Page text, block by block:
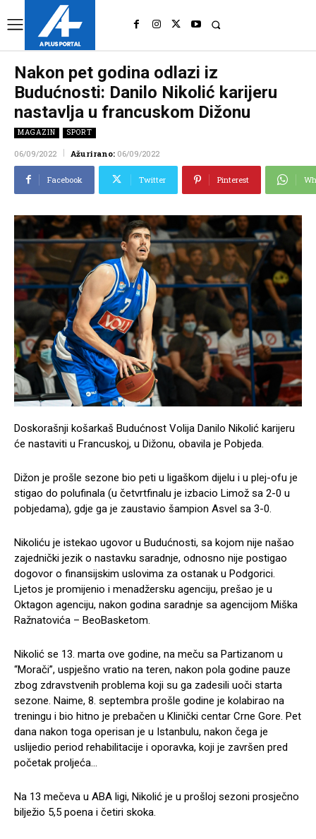
Nakon pet godina odlazi iz
Budućnosti: Danilo Nikolić karijeru
nastavlja u francuskom Dižonu
MAGAZIN SPORT
06/09/2022 Ažurirano: 06/09/2022
Facebook Twitter Pinterest
Doskorašnji košarkaš Budućnost Volija Danilo Nikolić karijeru
će nastaviti u Francuskoj, u Dižonu, obavila je Pobjeda.
Dižon je prošle sezone bio peti u ligaškom dijelu i u plej-ofu je
stigao do polufinala (u četvrtfinalu je izbacio Limož sa 2-0 u
pobjedama), gdje ga je zaustavio šampion Asvel sa 3-0.
Nikoliću je istekao ugovor u Budućnosti, sa kojom nije našao
zajednički jezik o nastavku saradnje, odnosno nije postigao
dogovor o finansijskim uslovima za ostanak u Podgorici.
Ljetos je promijenio i menadžersku agenciju, prešao je u
Oktagon agenciju, nakon godina saradnje sa agencijom Miška
Ražnatovića – BeoBasketom.
Nikolić se 13. marta ove godine, na meču sa Partizanom u
“Morači”, uspješno vratio na teren, nakon pola godine pauze
zbog zdravstvenih problema koji su ga zadesili uoči starta
sezone. Naime, 8. septembra prošle godine je kolabirao na
treningu i bio hitno je prebačen u Klinički centar Crne Gore. Pet
dana nakon toga operisan je u Istanbulu, nakon čega je
uslijedio period rehabilitacije i oporavka, koji je završen pred
početak proljeća…
Na 13 mečeva u ABA ligi, Nikolić je u prošloj sezoni prosječno
bilježio 5,5 poena i četiri skoka.